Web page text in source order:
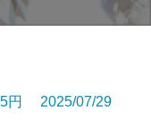
円 2025/07/29